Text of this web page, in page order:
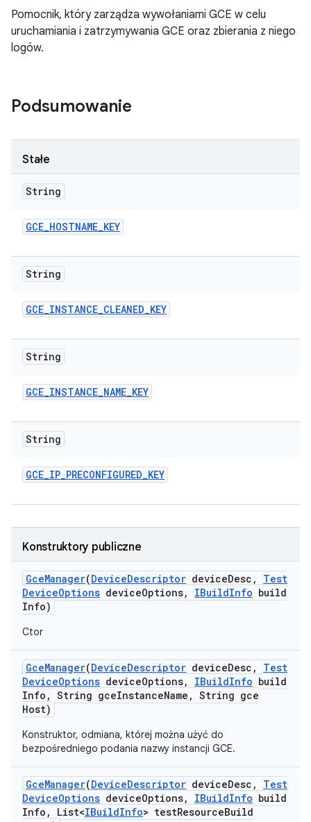
Pomocnik, który zarządza wywołaniami GCE w celu
uruchamiania i zatrzymywania GCE oraz zbierania z niego
logów.
Podsumowanie
Stałe
String
GCE_HOSTNAME_KEY
String
GCE_INSTANCE_CLEANED_KEY
String
GCE_INSTANCE_NAME_KEY
String
GCE_IP_PRECONFIGURED_KEY
Konstruktory publiczne
GceManager(DeviceDescriptor deviceDesc ,
Test
DeviceOptions deviceOptions, IBuildInfo build
Info)
Ctor
GceManager(DeviceDescriptor deviceDesc ,
Test
DeviceOptions deviceOptions, IBuildInfo build
Info , String gceInstanceName , String gce
Host)
Konstruktor, odmiana, której można użyć do
bezpośredniego podania nazwy instancji GCE.
GceManager(DeviceDescriptor deviceDesc ,
Test
DeviceOptions deviceOptions, IBuildInfo build
Info , List<IBuildInfo> testResourceBuild